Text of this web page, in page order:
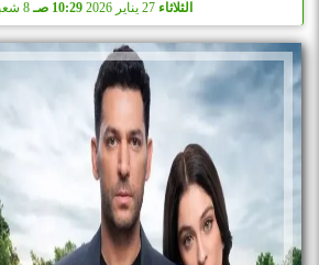
الثلاثاء 27 يناير 2026 10:29 صـ 8 شعبان 1447